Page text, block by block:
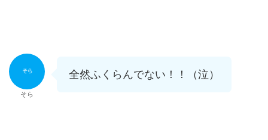
そら
全然ふくらんでない！！（泣）